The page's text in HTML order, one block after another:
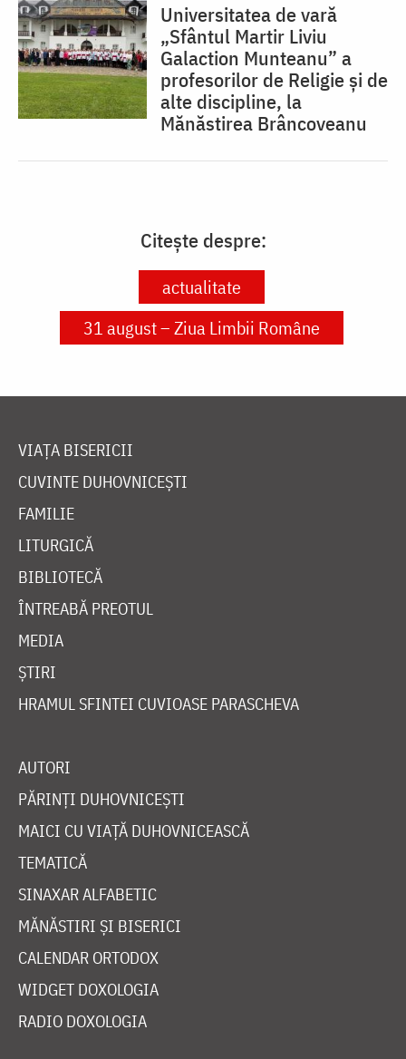
Universitatea de vară
„Sfântul Martir Liviu
Galaction Munteanu” a
profesorilor de Religie și de
alte discipline, la
Mănăstirea Brâncoveanu
Citește despre:
actualitate
31 august – Ziua Limbii Române
VIAȚA BISERICII
CUVINTE DUHOVNICEȘTI
FAMILIE
LITURGICĂ
BIBLIOTECĂ
ÎNTREABĂ PREOTUL
MEDIA
ȘTIRI
HRAMUL SFINTEI CUVIOASE PARASCHEVA
AUTORI
PĂRINȚI DUHOVNICEȘTI
MAICI CU VIAȚĂ DUHOVNICEASCĂ
TEMATICĂ
SINAXAR ALFABETIC
MĂNĂSTIRI ȘI BISERICI
CALENDAR ORTODOX
WIDGET DOXOLOGIA
RADIO DOXOLOGIA